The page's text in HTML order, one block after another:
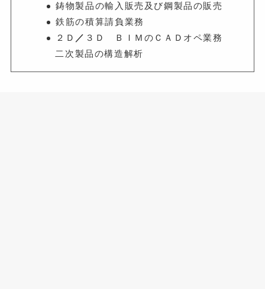
鋳物製品の輸入販売及び鋼製品の販売
鉄筋の積算請負業務
２Ｄ ／ ３Ｄ ＢＩＭのＣＡＤオペ業務
二次製品の構造解析